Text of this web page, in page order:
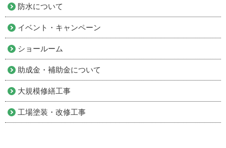
防水について
イベント・キャンペーン
ショールーム
助成金・補助金について
大規模修繕工事
工場塗装・改修工事